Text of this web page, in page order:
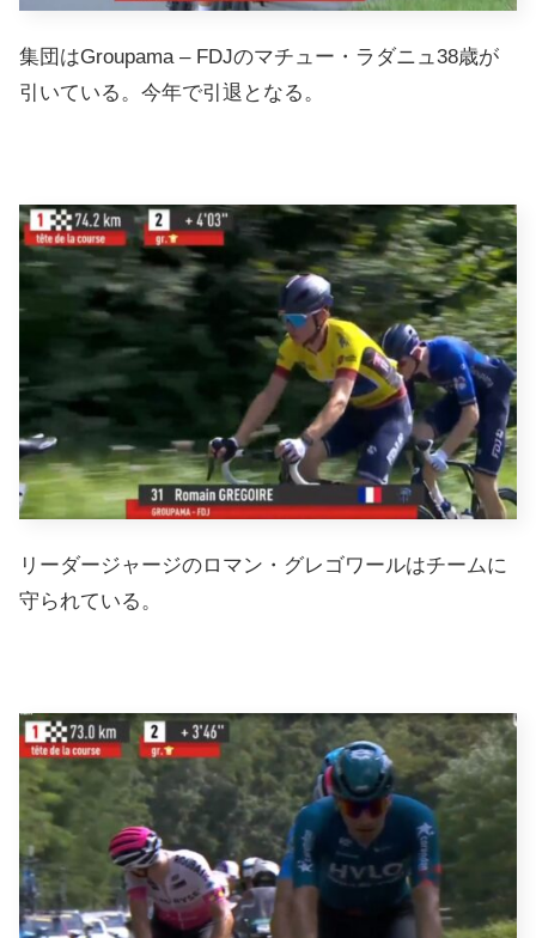
集団はGroupama – FDJのマチュー・ラダニュ38歳が
引いている。今年で引退となる。
リーダージャージのロマン・グレゴワールはチームに
守られている。